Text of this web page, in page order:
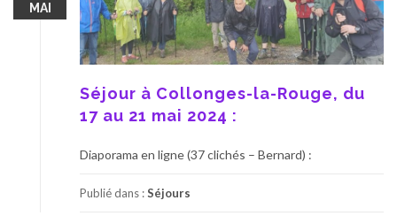
MAI
Séjour à Collonges-la-Rouge, du
17 au 21 mai 2024 :
Diaporama en ligne (37 clichés – Bernard) :
Publié dans :Séjours